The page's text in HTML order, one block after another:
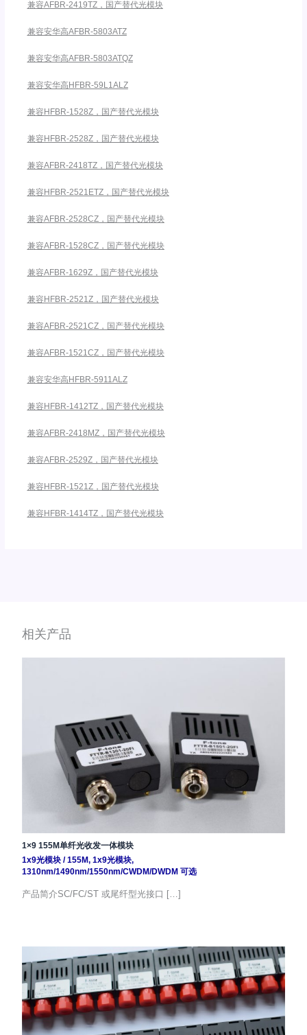
兼容AFBR-2419TZ，国产替代光模块
兼容安华高AFBR-5803ATZ
兼容安华高AFBR-5803ATQZ
兼容安华高HFBR-59L1ALZ
兼容HFBR-1528Z，国产替代光模块
兼容HFBR-2528Z，国产替代光模块
兼容AFBR-2418TZ，国产替代光模块
兼容HFBR-2521ETZ，国产替代光模块
兼容AFBR-2528CZ，国产替代光模块
兼容AFBR-1528CZ，国产替代光模块
兼容AFBR-1629Z，国产替代光模块
兼容HFBR-2521Z，国产替代光模块
兼容AFBR-2521CZ，国产替代光模块
兼容AFBR-1521CZ，国产替代光模块
兼容安华高HFBR-5911ALZ
兼容HFBR-1412TZ，国产替代光模块
兼容AFBR-2418MZ，国产替代光模块
兼容AFBR-2529Z，国产替代光模块
兼容HFBR-1521Z，国产替代光模块
兼容HFBR-1414TZ，国产替代光模块
相关产品
1×9 155M单纤光收发一体模块
1x9光模块/155M, 1x9光模块,
1310nm/1490nm/1550nm/CWDM/DWDM 可选
产品简介SC/FC/ST 或尾纤型光接口 […]